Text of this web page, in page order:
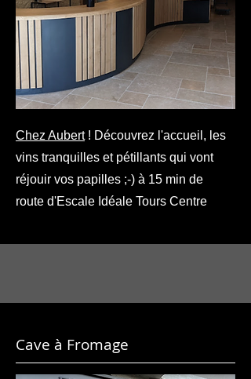
Chez Aubert! Découvrez l'accueil, les
vins tranquilles et pétillants qui vont
réjouir vos papilles ;-) à 15 min de
route d'Escale Idéale Tours Centre
Cave à Fromage